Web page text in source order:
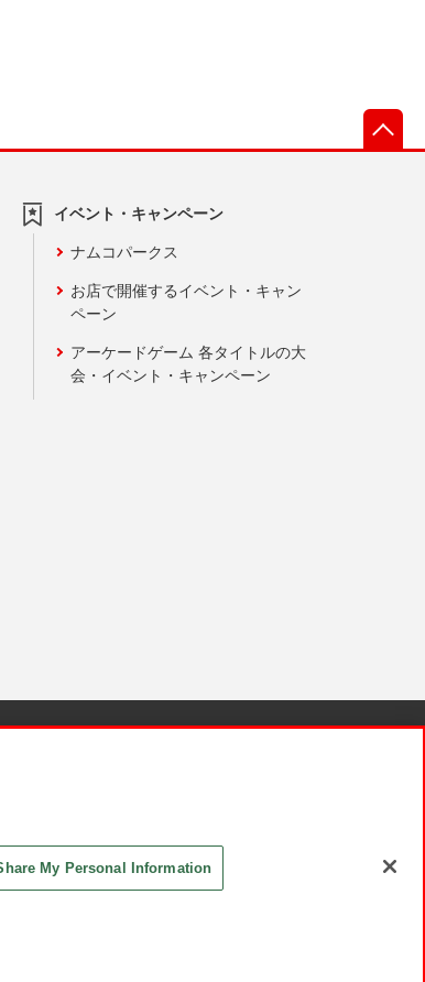
イベント・キャンペーン
ナムコパークス
お店で開催するイベント・キャン
ペーン
アーケードゲーム 各タイトルの大
会・イベント・キャンペーン
My Personal Information